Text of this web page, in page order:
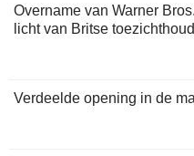
Overname van Warner
licht van Britse
Verdeelde opening in de